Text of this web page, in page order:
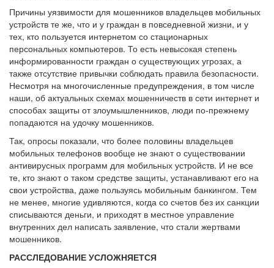
Причины уязвимости для мошенников владельцев мобильных
устройств те же, что и у граждан в повседневной жизни, и у
тех, кто пользуется интернетом со стационарных
персональных компьютеров. То есть невысокая степень
информированности граждан о существующих угрозах, а
также отсутствие привычки соблюдать правила безопасности.
Несмотря на многочисленные предупреждения, в том числе
наши, об актуальных схемах мошенничеств в сети интернет и
способах защиты от злоумышленников, люди по-прежнему
попадаются на удочку мошенников.
Так, опросы показали, что более половины владельцев
мобильных телефонов вообще не знают о существовании
антивирусных программ для мобильных устройств. И не все
те, кто знают о таком средстве защиты, устанавливают его на
свои устройства, даже пользуясь мобильным банкингом. Тем
не менее, многие удивляются, когда со счетов без их санкции
списываются деньги, и приходят в местное управление
внутренних дел написать заявление, что стали жертвами
мошенников.
РАССЛЕДОВАНИЕ УСЛОЖНЯЕТСЯ